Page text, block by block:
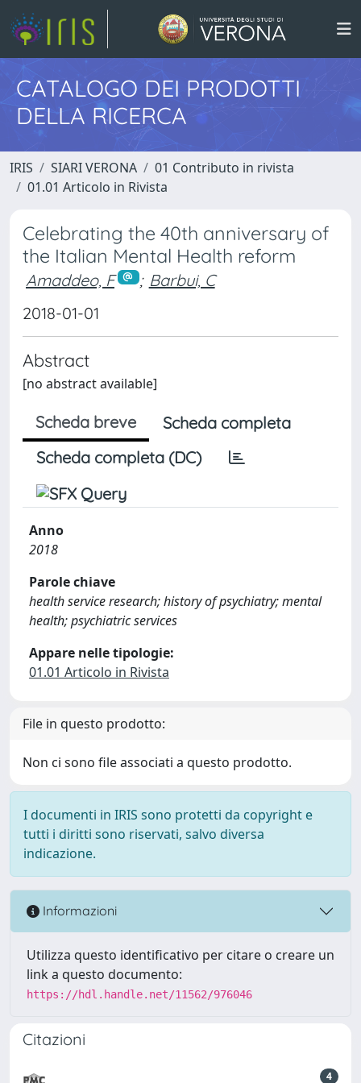
CATALOGO DEI PRODOTTI
DELLA RICERCA
IRIS SIARI VERONA
01 Contributo in rivista
01.01 Articolo in Rivista
Celebrating the 40th anniversary of
the Italian Mental Health reform
Amaddeo, F ; Barbui, C
2018-01-01
Abstract
[no abstract available]
Scheda breve
Scheda completa
Scheda completa (DC)
Anno
2018
Parole chiave
health service research; history of psychiatry; mental
health; psychiatric services
Appare nelle tipologie:
01.01 Articolo in Rivista
File in questo prodotto:
Non ci sono file associati a questo prodotto.
I documenti in IRIS sono protetti da copyright e
tutti i diritti sono riservati, salvo diversa
indicazione.
Informazioni
Utilizza questo identificativo per citare o creare un
link a questo documento:
https://hdl.handle.net/11562/976046
Citazioni
4